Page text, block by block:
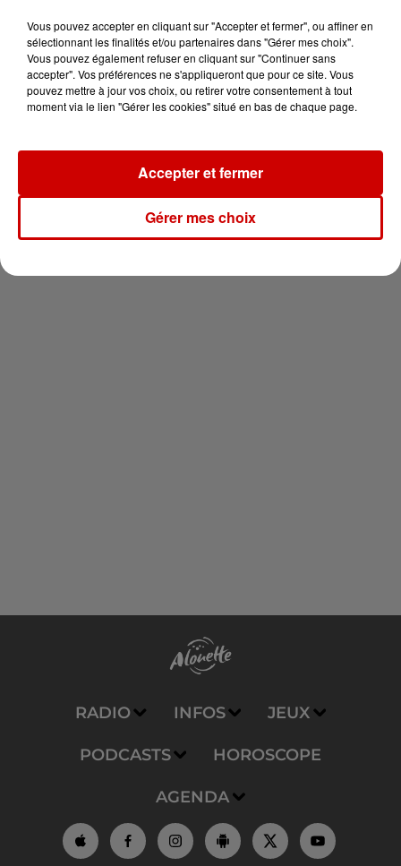
Destination Vacances - Gagnez
votre séjour en famille au cœur
de la...
Newsletter
RADIO INFOS JEUX
PODCASTS HOROSCOPE
AGENDA
Vous pouvez accepter en cliquant sur "Accepter et fermer", ou affiner en
sélectionnant les finalités et/ou partenaires dans "Gérer mes choix".
Vous pouvez également refuser en cliquant sur "Continuer sans
accepter". Vos préférences ne s'appliqueront que pour ce site. Vous
pouvez mettre à jour vos choix, ou retirer votre consentement à tout
moment via le lien "Gérer les cookies" situé en bas de chaque page.
Gérer mes choix
Accepter et fermer